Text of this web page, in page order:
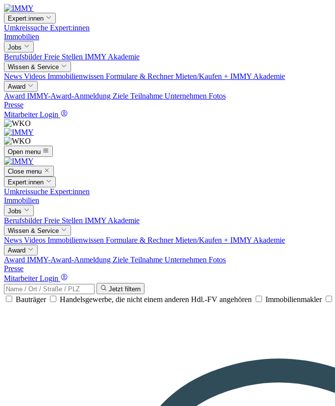
Expert:innen
Umkreissuche Expert:innen
Immobilien
Jobs
BerufsbilderFreie Stellen IMMY Akademie
Wissen & Service
News Videos Immobilienwissen Formulare & RechnerMieten/Kaufen + IMMY Akademie
Award
Award IMMY-Award-Anmeldung Ziele Teilnahme Unternehmen Fotos
Presse
Mitarbeiter Login
Open menu
Close menu
Expert:innen
Umkreissuche Expert:innen
Immobilien
Jobs
BerufsbilderFreie Stellen IMMY Akademie
Wissen & Service
News Videos Immobilienwissen Formulare & RechnerMieten/Kaufen + IMMY Akademie
Award
Award IMMY-Award-Anmeldung Ziele Teilnahme Unternehmen Fotos
Presse
Mitarbeiter Login
Jetzt filtern
Bauträger Handelsgewerbe, die nicht einem anderen Hdl.-FV angehören Immobilienmakler